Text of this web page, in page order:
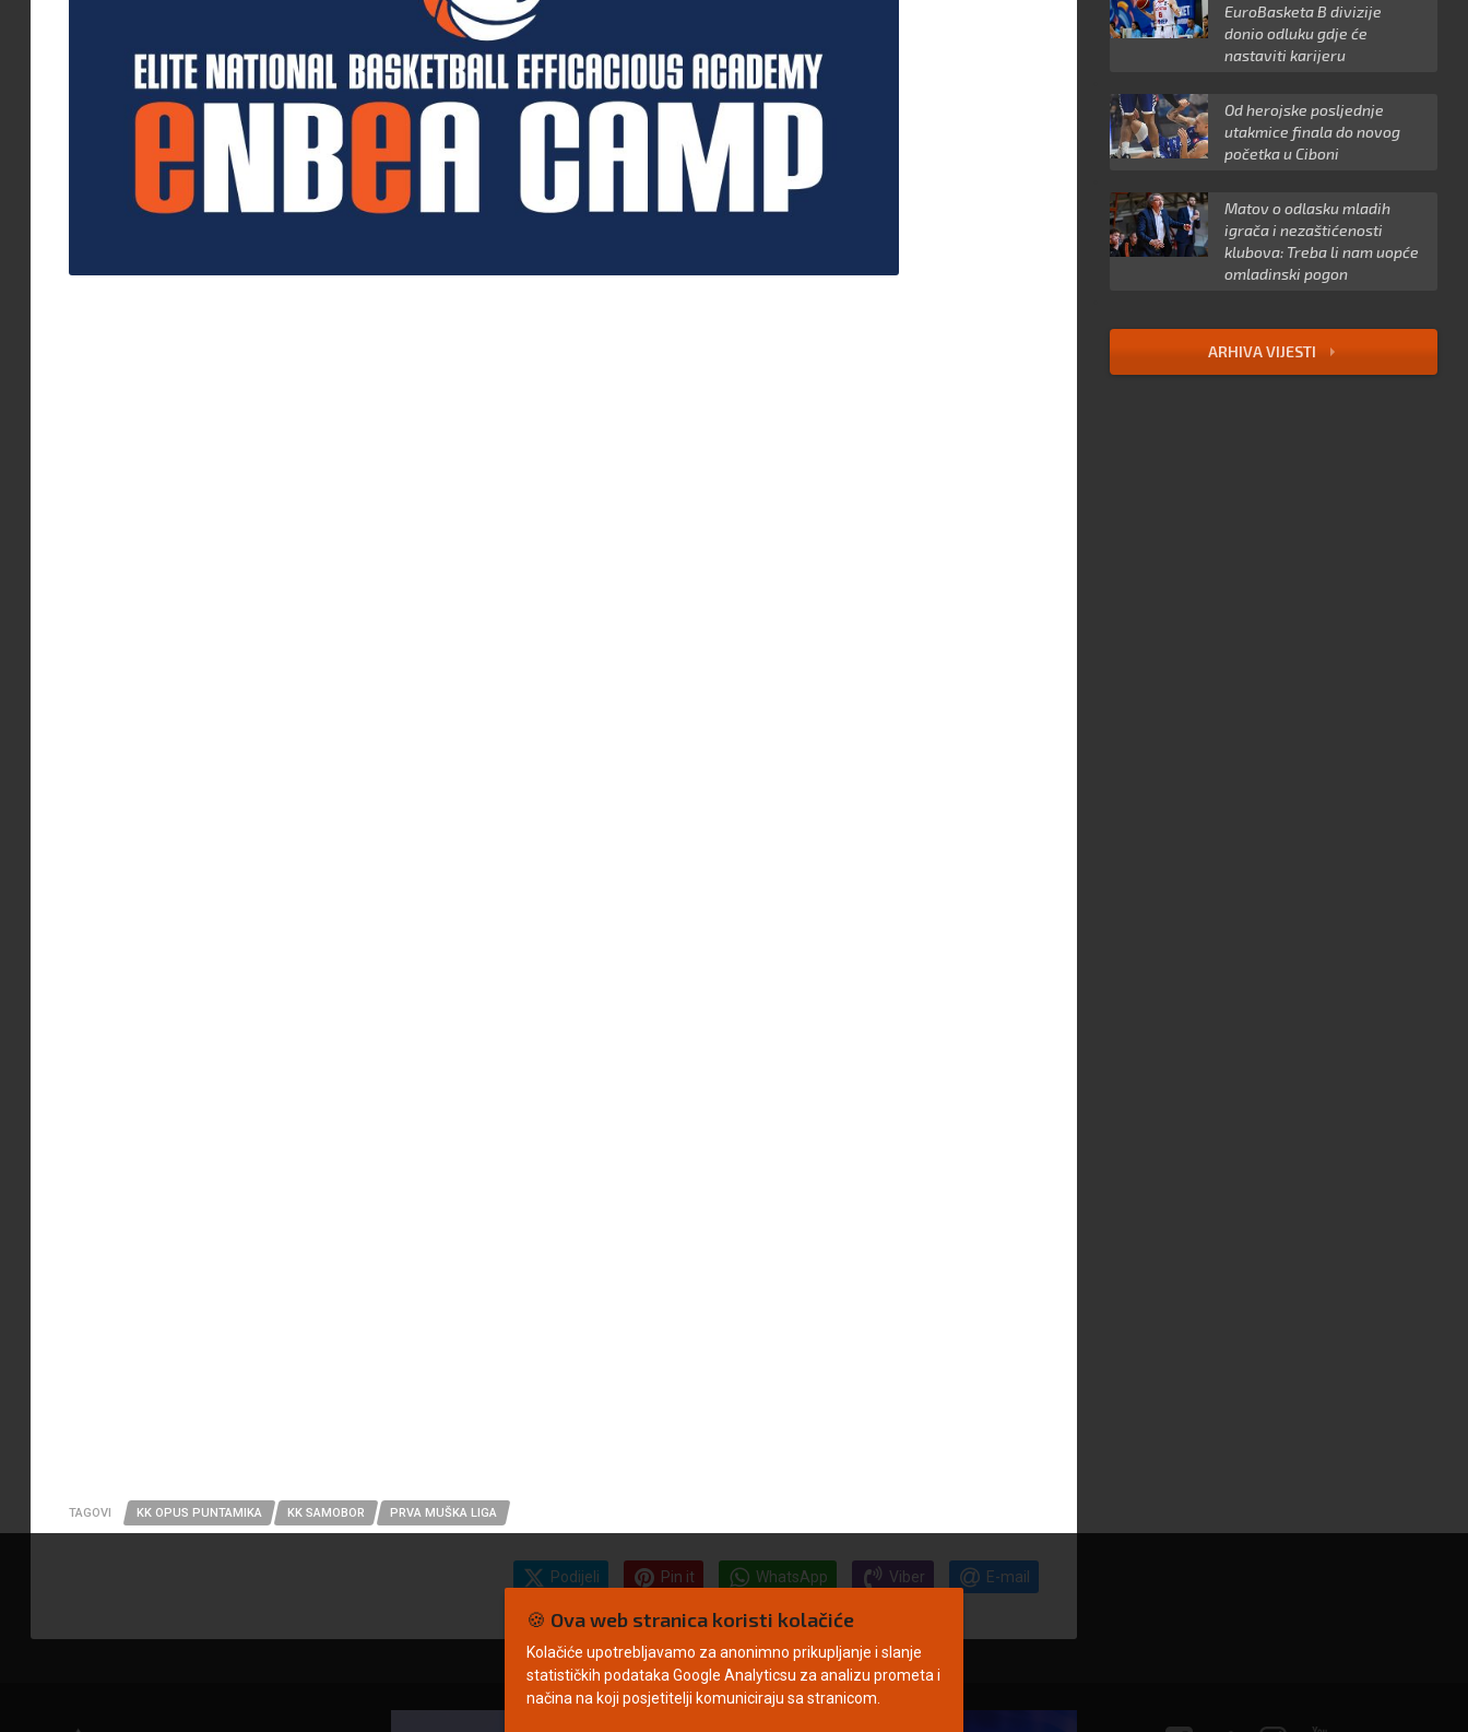
TAGOVI KK OPUS PUNTAMIKA KK SAMOBOR PRVA MUŠKA LIGA
Podijeli Pin it WhatsApp Viber E-mail
EuroBasketa B divizije
donio odluku gdje će
nastaviti karijeru
Od herojske posljednje
utakmice finala do novog
početka u Ciboni
Matov o odlasku mladih
igrača i nezaštićenosti
klubova: Treba li nam uopće
omladinski pogon
ARHIVA VIJESTI
🍪 Ova web stranica koristi kolačiće
Kolačiće upotrebljavamo za anonimno prikupljanje i slanje
statističkih podataka Google Analyticsu za analizu prometa i
načina na koji posjetitelji komuniciraju sa stranicom.